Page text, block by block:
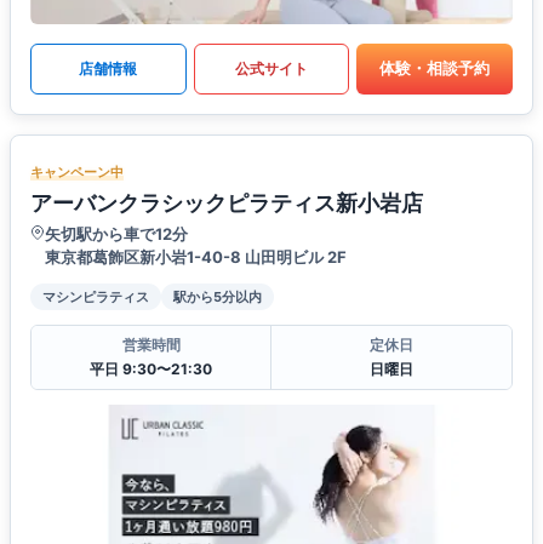
店舗情報 公式サイト 体験・相談予約
キャンペーン中
アーバンクラシックピラティス新小岩店
矢切駅から車で12分
東京都葛飾区新小岩1-40-8 山田明ビル 2F
マシンピラティス 駅から5分以内
営業時間
平日 9:30〜21:30
定休日
日曜日